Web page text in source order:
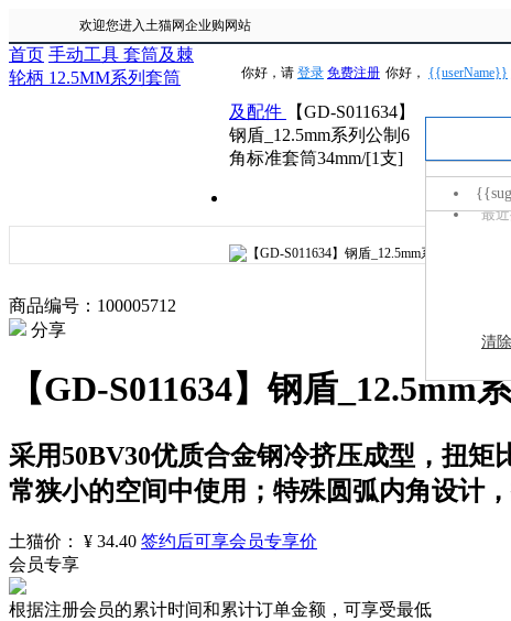
欢迎您进入土猫网企业购网站
你好，请 登录 免费注册 你好， {{userName}}
最
清
手电钻 充
首页 手动工具 套筒及棘
轮柄 12.5MM系列套筒
及配件
【GD-S011634】
钢盾_12.5mm系列公制6
角标准套筒34mm/[1支]
商品编号：100005712
分享
【GD-S011634】钢盾
采用50BV30优质合金钢冷挤压成型，扭矩
常狭小的空间中使用；特殊圆弧内角设计
土猫价： ¥ 34.40 签约后可享会员专享价
会员专享
根据注册会员的累计时间和累计订单金额，可享受最低